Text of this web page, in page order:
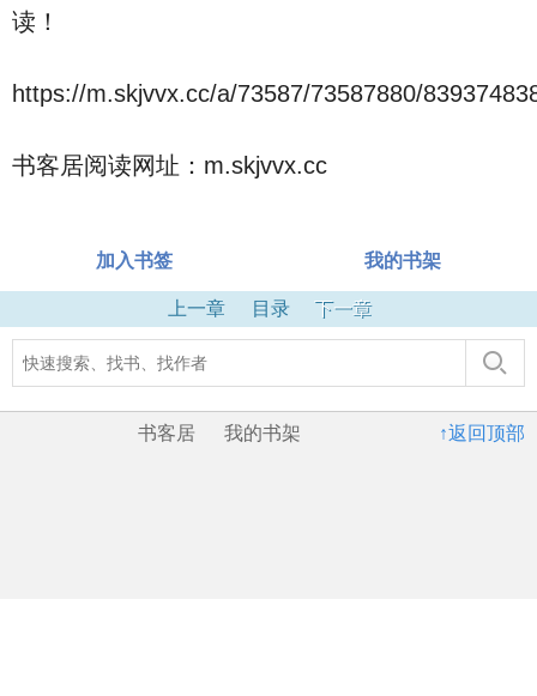
读！
https://m.skjvvx.cc/a/73587/73587880/
书客居阅读网址：m.skjvvx.cc
加入书签 我的书架
上一章 目录 下一章
↑返回顶部
书客居 我的书架